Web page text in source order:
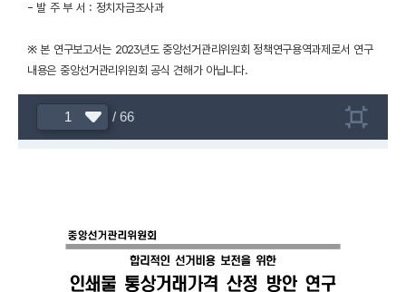
- 발 주 부 서 : 정치자금조사과
※ 본 연구보고서는 2023년도 중앙선거관리위원회 정책연구용역과제로서 연구
내용은 중앙선거관리위원회 공식 견해가 아닙니다.